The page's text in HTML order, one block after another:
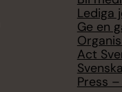
Lediga
Ge en
Act
Press